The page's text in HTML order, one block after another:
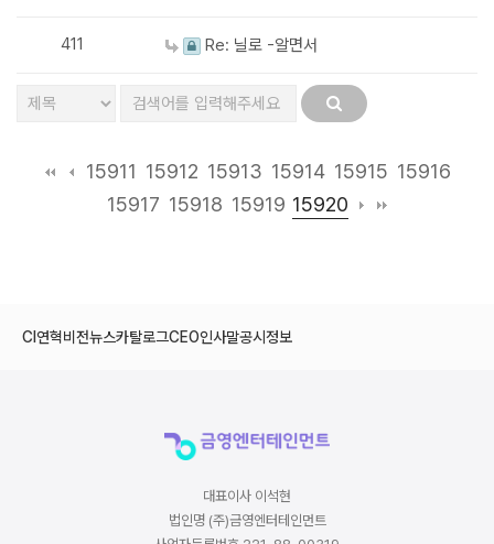
411 Re: 닐로 -알면서
15911 15912 15913 15914 15915 15916
15917 15918 15919 15920
CI 연혁비전뉴스카탈로그CEO인사말공시정보
대표이사 이석현
법인명 (주)금영엔터테인먼트